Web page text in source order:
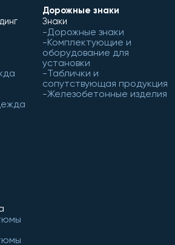
Дорожные знаки
Знаки
Дорожные знаки
Комплектующие и
оборудование для
установки
Таблички и
сопутствующая продукция
Железобетонные изделия